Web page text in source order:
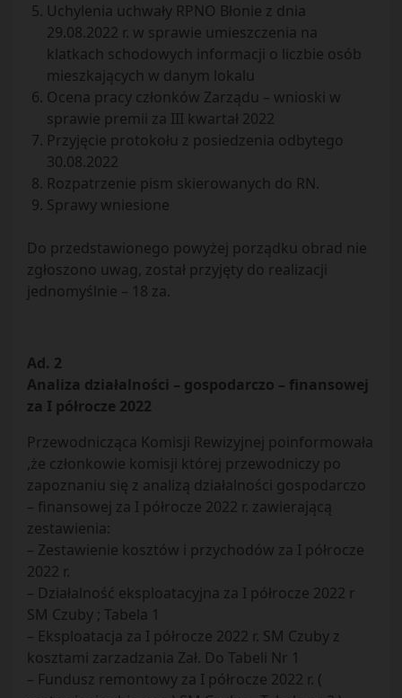
Uchylenia uchwały RPNO Błonie z dnia
29.08.2022 r. w sprawie umieszczenia na
klatkach schodowych informacji o liczbie osób
mieszkających w danym lokalu
Ocena pracy członków Zarządu – wnioski w
sprawie premii za III kwartał 2022
Przyjęcie protokołu z posiedzenia odbytego
30.08.2022
Rozpatrzenie pism skierowanych do RN.
Sprawy wniesione
Do przedstawionego powyżej porządku obrad nie
zgłoszono uwag, został przyjęty do realizacji
jednomyślnie – 18 za.
Ad. 2
Analiza działalności – gospodarczo – finansowej
za I półrocze 2022
Przewodnicząca Komisji Rewizyjnej poinformowała
,że członkowie komisji której przewodniczy po
zapoznaniu się z analizą działalności gospodarczo
– finansowej za I półrocze 2022 r. zawierającą
zestawienia:
– Zestawienie kosztów i przychodów za I półrocze
2022 r.
– Działalność eksploatacyjna za I półrocze 2022 r
SM Czuby ; Tabela 1
– Eksploatacja za I półrocze 2022 r. SM Czuby z
kosztami zarzadzania Zał. Do Tabeli Nr 1
– Fundusz remontowy za I półrocze 2022 r. (